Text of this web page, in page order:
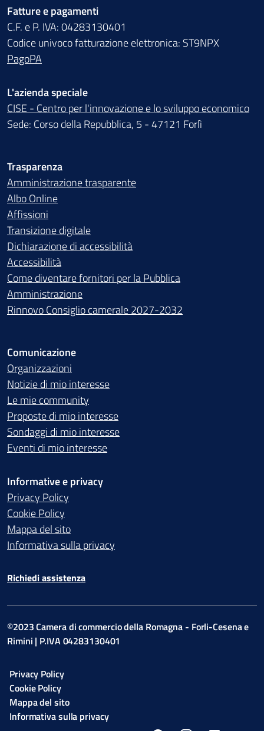
Fatture e pagamenti
C.F. e P. IVA: 04283130401
Codice univoco fatturazione elettronica: ST9NPX
PagoPA
L'azienda speciale
CISE - Centro per l'innovazione e lo sviluppo economico
Sede: Corso della Repubblica, 5 - 47121 Forlì
Trasparenza
Amministrazione trasparente
Albo Online
Affissioni
Transizione digitale
Dichiarazione di accessibilità
Accessibilità
Come diventare fornitori per la Pubblica
Amministrazione
Rinnovo Consiglio camerale 2027-2032
Comunicazione
Organizzazioni
Notizie di mio interesse
Le mie community
Proposte di mio interesse
Sondaggi di mio interesse
Eventi di mio interesse
Informative e privacy
Privacy Policy
Cookie Policy
Mappa del sito
Informativa sulla privacy
Richiedi assistenza
©2023 Camera di commercio della Romagna - Forli-Cesena e
Rimini | P.IVA 04283130401
Privacy Policy
Cookie Policy
Mappa del sito
Informativa sulla privacy